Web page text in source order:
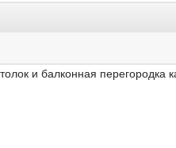
и балконная перегородка